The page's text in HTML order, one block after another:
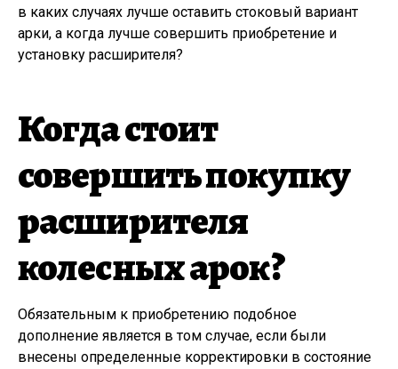
в каких случаях лучше оставить стоковый вариант
арки, а когда лучше совершить приобретение и
установку расширителя?
Когда стоит
совершить покупку
расширителя
колесных арок?
Обязательным к приобретению подобное
дополнение является в том случае, если были
внесены определенные корректировки в состояние